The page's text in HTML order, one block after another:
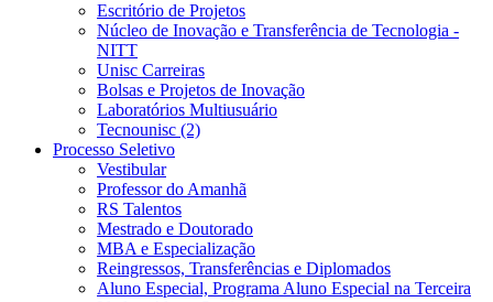
Escritório de Projetos
Núcleo de Inovação e Transferência de Tecnologia -
NITT
Unisc Carreiras
Bolsas e Projetos de Inovação
Laboratórios Multiusuário
Tecnounisc (2)
Processo Seletivo
Vestibular
Professor do Amanhã
RS Talentos
Mestrado e Doutorado
MBA e Especialização
Reingressos, Transferências e Diplomados
Aluno Especial, Programa Aluno Especial na Terceira